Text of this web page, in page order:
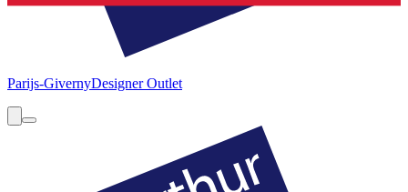
Parijs-GivernyDesigner Outlet